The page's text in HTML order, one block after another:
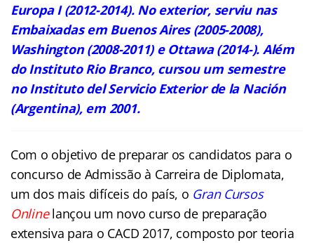
Europa I (2012-2014). No exterior, serviu nas
Embaixadas em Buenos Aires (2005-2008),
Washington (2008-2011) e Ottawa (2014-). Além
do Instituto Rio Branco, cursou um semestre
no Instituto del Servicio Exterior de la Nación
(Argentina), em 2001.
Com o objetivo de preparar os candidatos para o
concurso de Admissão à Carreira de Diplomata,
um dos mais difíceis do país, o Gran Cursos
Onlinelançou um novo curso de preparação
extensiva para o CACD 2017, composto por teoria